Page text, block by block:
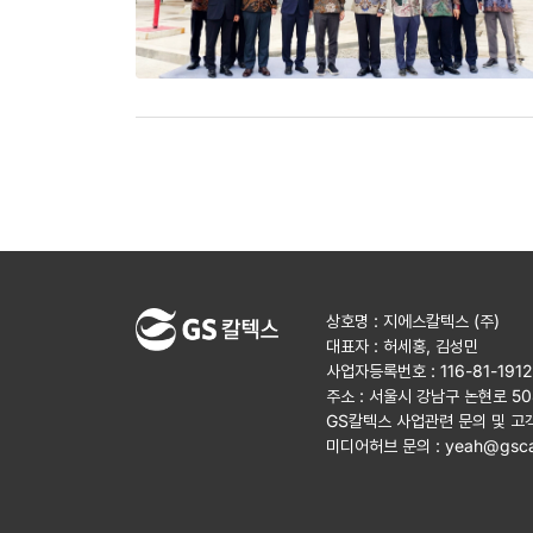
상호명 : 지에스칼텍스 (주)
대표자 : 허세홍, 김성민
사업자등록번호 : 116-81-
주소 : 서울시 강남구 논현로
GS칼텍스 사업관련 문의 및 고
미디어허브 문의 :